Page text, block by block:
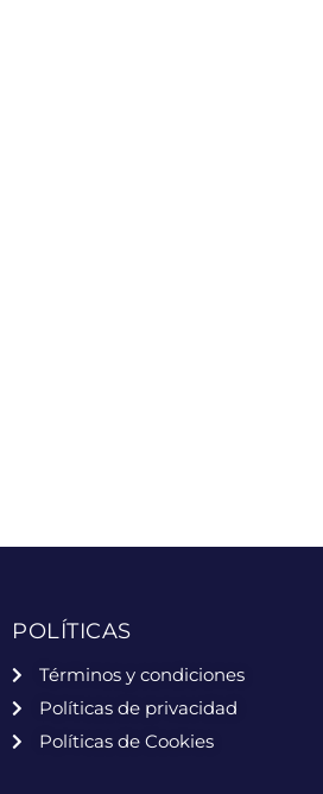
POLÍTICAS
Términos y condiciones
Políticas de privacidad
Políticas de Cookies